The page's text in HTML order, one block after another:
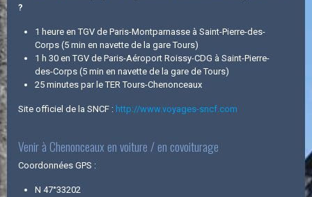
?
1 heure en TGV de Paris-Montparnasse à Saint-Pierre-des-
Corps (5 min en navette de la gare Tours)
1 h 30 en TGV de Paris-Aéroport Roissy-CDG à Saint-Pierre-
des-Corps (5 min en navette de la gare de Tours)
25 minutes par le TER Tours-Chenonceaux
Site officiel de la SNCF : http://www.voyages-sncf.com
Venir à Chenonceaux en voiture / en covoiturage
Coordonnées GPS :
N 47°33202